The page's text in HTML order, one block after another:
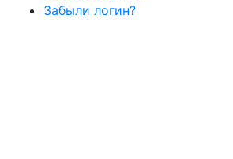
Забыли логин?